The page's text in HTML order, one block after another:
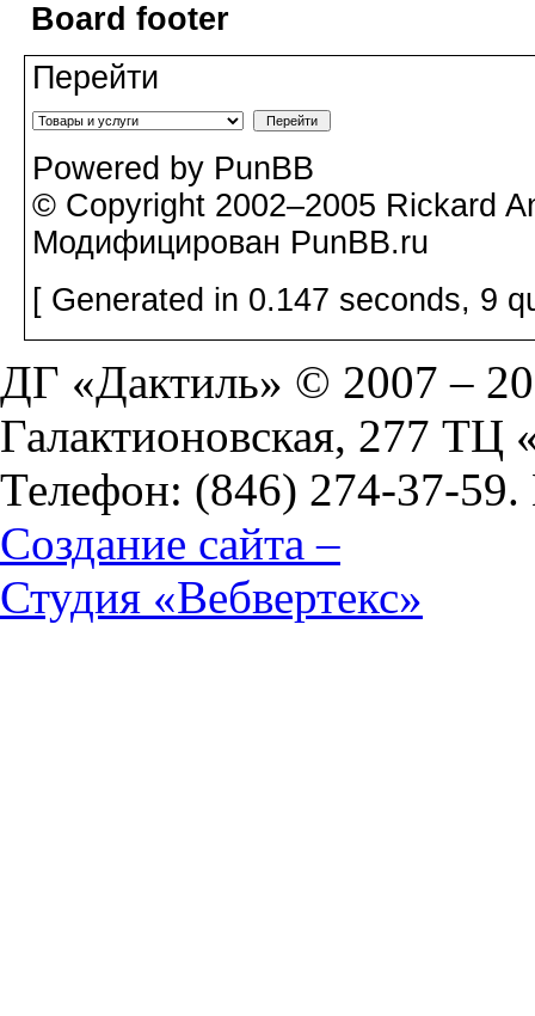
Board footer
Перейти
Powered by PunBB
© Copyright 2002–2005 Rickard
Модифицирован PunBB.ru
[ Generated in 0.147 seconds, 9
ДГ «Дактиль» © 2007 –
Галактионовская, 277
Телефон: (846) 274-37-
Создание сайта –
Студия «Вебвертекс»